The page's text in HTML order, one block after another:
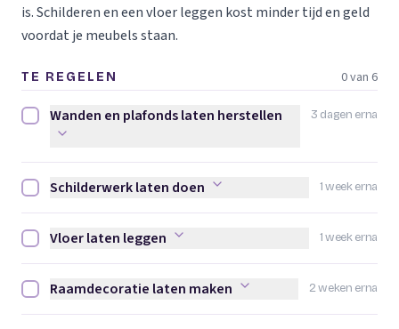
is. Schilderen en een vloer leggen kost minder tijd en geld
voordat je meubels staan.
TE REGELEN 0 van 6
3 dagen erna
Wanden en plafonds laten herstellen afvinken
Wanden en plafonds laten herstellen
1 week erna
Schilderwerk laten doen afvinken
Schilderwerk laten doen
1 week erna
Vloer laten leggen afvinken
Vloer laten leggen
2 weken erna
Raamdecoratie laten maken afvinken
Raamdecoratie laten maken